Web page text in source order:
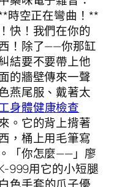
時空正在彎曲！**
快！我們在你的
！除了——你那缸
結要不要帶上他
的牆壁傳來一聲
燕尾服、戴著太
身體健康檢查
。它的背上揹著
，桶上用毛筆寫
「你怎麼——」廖
999用它的小短腿